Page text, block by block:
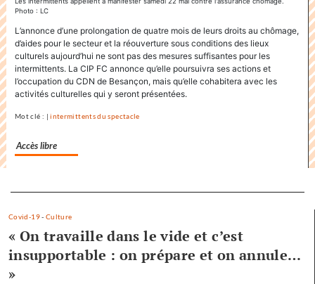
titre
«
Factuel
»
dans
communication
Photo : LC
L’annonce d’une prolongation de quatre mois de leurs droits au chômage,
d’aides pour le secteur et la réouverture sous conditions des lieux
culturels aujourd’hui ne sont pas des mesures suffisantes pour les
intermittents. La CIP FC annonce qu’elle poursuivra ses actions et
l’occupation du CDN de Besançon, mais qu’elle cohabitera avec les
activités culturelles qui y seront présentées.
Mot clé : |intermittents du spectacle
Accès libre
Covid-19- Culture
« On travaille dans le vide et c’est
insupportable : on prépare et on annule…
»